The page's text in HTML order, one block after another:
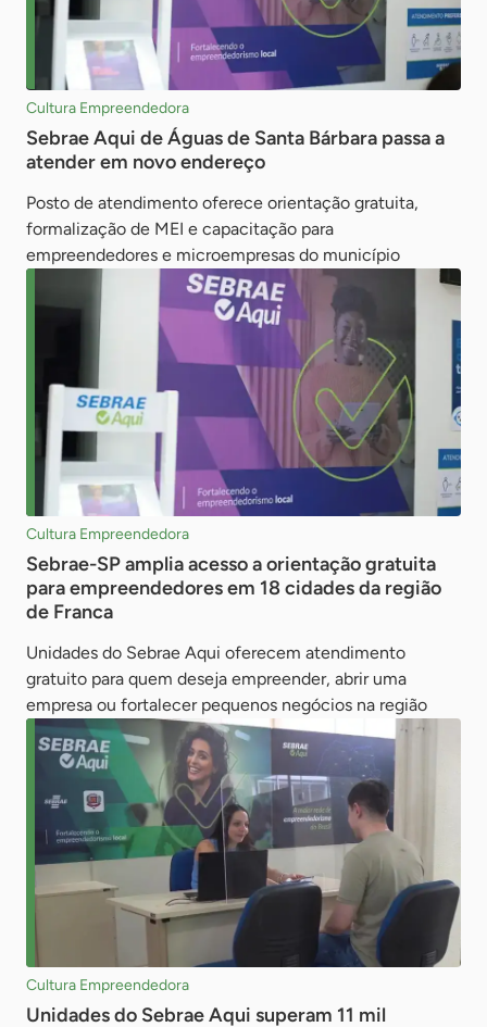
Cultura Empreendedora
Sebrae Aqui de Águas de Santa Bárbara passa a
atender em novo endereço
Posto de atendimento oferece orientação gratuita,
formalização de MEI e capacitação para
empreendedores e microempresas do município
Cultura Empreendedora
Sebrae-SP amplia acesso a orientação gratuita
para empreendedores em 18 cidades da região
de Franca
Unidades do Sebrae Aqui oferecem atendimento
gratuito para quem deseja empreender, abrir uma
empresa ou fortalecer pequenos negócios na região
Cultura Empreendedora
Unidades do Sebrae Aqui superam 11 mil